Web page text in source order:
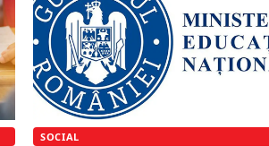
SOCIAL